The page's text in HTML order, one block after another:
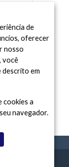
de
oferecer
nosso
você
descrito em
cookies a
navegador.